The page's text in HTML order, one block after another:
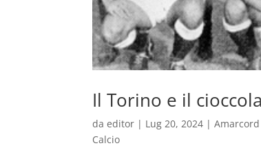
Il Torino e il
daeditor | Lug 20, 2024 |
Calcio